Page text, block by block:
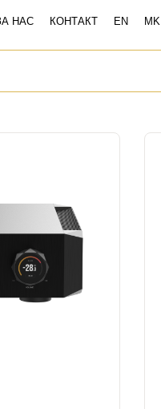
НАС КОНТАКТ